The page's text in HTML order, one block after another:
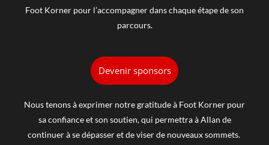
Foot Korner pour l’accompagner dans chaque étape de son
parcours.
Devenir sponsors
Nous tenons à exprimer notre gratitude à Foot Korner pour
sa confiance et son soutien, qui permettra à Allan de
continuer à se dépasser et de viser de nouveaux sommets.